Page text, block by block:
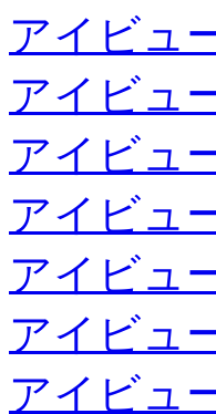
アイビュ
アイビュ
アイビュ
アイビュ
アイビュ
アイビュ
アイビュ